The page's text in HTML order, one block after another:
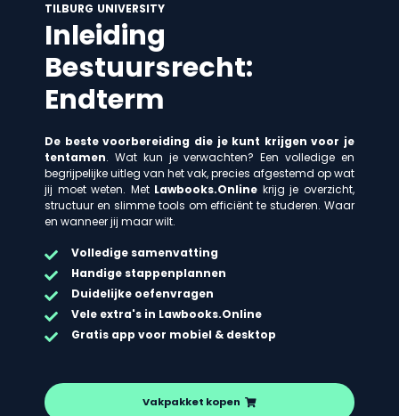
TILBURG UNIVERSITY
Inleiding
Bestuursrecht:
Endterm
De beste voorbereiding die je kunt krijgen voor je
tentamen. Wat kun je verwachten? Een volledige en
begrijpelijke uitleg van het vak, precies afgestemd op wat
jij moet weten. Met Lawbooks.Online krijg je overzicht,
structuur en slimme tools om efficiënt te studeren. Waar
en wanneer jij maar wilt.
Volledige samenvatting
Handige stappenplannen
Duidelijke oefenvragen
Vele extra's in Lawbooks.Online
Gratis app voor mobiel & desktop
Vakpakket kopen